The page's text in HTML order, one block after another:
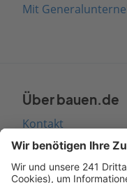
Mit
Über bauen.de
Kontakt
Seitenaufbau
Barrierefreiheit